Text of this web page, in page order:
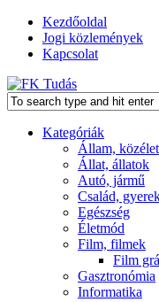
Kezdőoldal
Jogi közlemények
Kapcsolat
Kategóriák
Állam, közélet
Állat, állatok
Autó, jármű
Család,
Egészség
Életmód
Film, filmek
Film
Gasztronómia
Informatika